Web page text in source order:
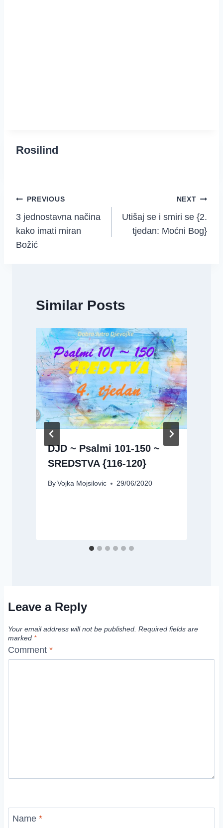
Rosilind
Post
navigation
PREVIOUS
3 jednostavna načina
kako imati miran
Božić
NEXT
Utišaj se i smiri se {2.
tjedan: Moćni Bog}
Similar Posts
DJD ~ Psalmi 101-150 ~
SREDSTVA {116-120}
ByVojka Mojsilovic 29/06/2020
Leave a Reply
Your email address will not be published. Required fields are
marked *
Comment *
Name *